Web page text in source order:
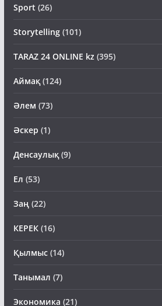
Sport (26)
Storytelling(101)
TARAZ 24 ONLINE kz(395)
Аймақ(124)
Әлем (73)
Әскер (1)
Денсаулық(9)
Ел (53)
Заң(22)
КЕРЕК(16)
Қылмыс(14)
Танымал (7)
Экономика (21)